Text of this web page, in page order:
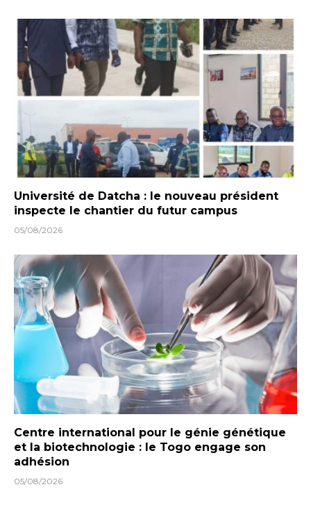
Université de Datcha : le nouveau président
inspecte le chantier du futur campus
05/08/2026
Centre international pour le génie génétique
et la biotechnologie : le Togo engage son
adhésion
05/08/2026